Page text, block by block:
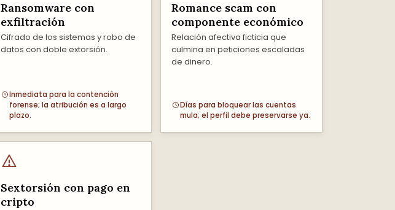
Ransomware con
exfiltración
Cifrado de los sistemas y robo de
datos con doble extorsión.
Inmediata para la contención
forense; la atribución es a largo
plazo.
Romance scam con
componente económico
Relación afectiva ficticia que
culmina en peticiones escaladas
de dinero.
Días para bloquear las cuentas
mula; el perfil debe preservarse ya.
Sextorsión con pago en
cripto